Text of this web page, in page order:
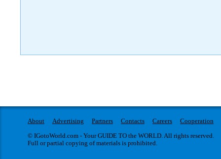
About Advertising Partners Contacts Careers
Cooperation
© IGotoWorld.com - Your GUIDE TO the WORLD. All rights reserved.
Full or partial copying of materials is prohibited.